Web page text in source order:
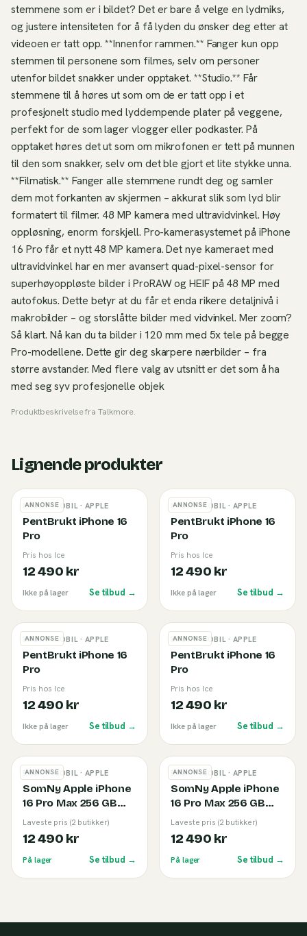
stemmene som er i bildet? Det er bare å velge en lydmiks,
og justere intensiteten for å få lyden du ønsker deg etter at
videoen er tatt opp. **Innenfor rammen.** Fanger kun opp
stemmen til personene som filmes, selv om personer
utenfor bildet snakker under opptaket. **Studio.** Får
stemmene til å høres ut som om de er tatt opp i et
profesjonelt studio med lyddempende plater på veggene,
perfekt for de som lager vlogger eller podkaster. På
opptaket høres det ut som om mikrofonen er tett på munnen
til den som snakker, selv om det ble gjort et lite stykke unna.
**Filmatisk.** Fanger alle stemmene rundt deg og samler
dem mot forkanten av skjermen – akkurat slik som lyd blir
formatert til filmer. 48 MP kamera med ultravidvinkel. Høy
oppløsning, enorm forskjell. Pro-kamerasystemet på iPhone
16 Pro får et nytt 48 MP kamera. Det nye kameraet med
ultravidvinkel har en mer avansert quad-pixel-sensor for
superhøyoppløste bilder i ProRAW og HEIF på 48 MP med
autofokus. Dette betyr at du får et enda rikere detaljnivå i
makrobilder – og storslåtte bilder med vidvinkel. Mer zoom?
Så klart. Nå kan du ta bilder i 120 mm med 5x tele på begge
Pro-modellene. Dette gir deg skarpere nærbilder – fra
større avstander. Med flere valg av utsnitt er det som å ha
med seg syv profesjonelle objek
Produktbeskrivelse fraTalkmore.
Lignende produkter
ANNONSE
BRUKT MOBIL· APPLE
PentBrukt iPhone 16
Pro
Pris hos Ice
12 490 kr
Ikke på lager Se tilbud →
ANNONSE
BRUKT MOBIL· APPLE
PentBrukt iPhone 16
Pro
Pris hos Ice
12 490 kr
Ikke på lager Se tilbud →
ANNONSE
BRUKT MOBIL· APPLE
PentBrukt iPhone 16
Pro
Pris hos Ice
12 490 kr
Ikke på lager Se tilbud →
ANNONSE
BRUKT MOBIL· APPLE
PentBrukt iPhone 16
Pro
Pris hos Ice
12 490 kr
Ikke på lager Se tilbud →
ANNONSE
BRUKT MOBIL· APPLE
SomNy Apple iPhone
16 Pro Max 256 GB
Hvit Titan (B)
Laveste pris (2 butikker)
12 490 kr
På lager Se tilbud →
ANNONSE
BRUKT MOBIL· APPLE
SomNy Apple iPhone
16 Pro Max 256 GB
Naturlig Titan (B)
Laveste pris (2 butikker)
12 490 kr
På lager Se tilbud →